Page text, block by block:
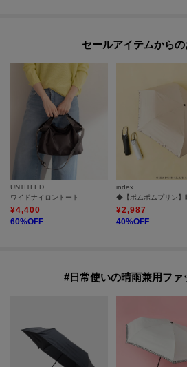
セールアイテムから
UNTITLED
ワイドナイロントート
¥4,400
60%OFF
index
¥2,987
40%OFF
#日常使いの晴雨兼用ファ